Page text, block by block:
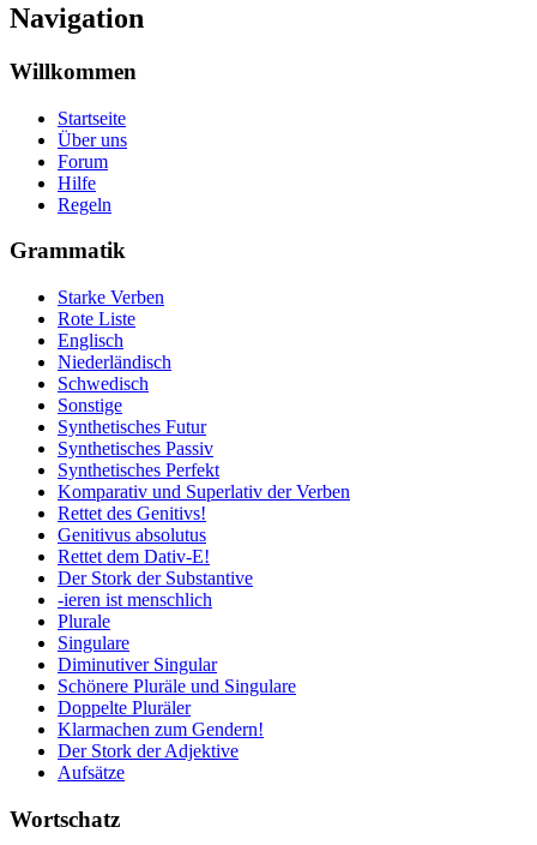
Navigation
Willkommen
Startseite
Über uns
Forum
Hilfe
Regeln
Grammatik
Starke Verben
Rote Liste
Englisch
Niederländisch
Schwedisch
Sonstige
Synthetisches Futur
Synthetisches Passiv
Synthetisches Perfekt
Komparativ und Superlativ der Verben
Rettet des Genitivs!
Genitivus absolutus
Rettet dem Dativ-E!
Der Stork der Substantive
-ieren ist menschlich
Plurale
Singulare
Diminutiver Singular
Schönere Pluräle und Singulare
Doppelte Pluräler
Klarmachen zum Gendern!
Der Stork der Adjektive
Aufsätze
Wortschatz